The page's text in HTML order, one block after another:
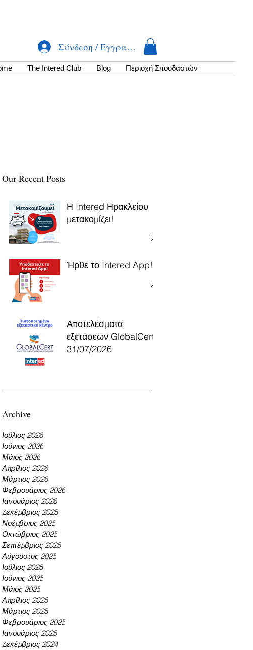
Σύνδεση / Εγγραφή
The Intered Club Βlog Περιοχή Σπουδαστών
Our Recent Posts
Η Intered Ηρακλείου
μετακομίζει!
Ήρθε το Intered App!
Αποτελέσματα
εξετάσεων GlobalCert
31/07/2026
Archive
Ιούλιος 2026
Ιούνιος 2026
Μάιος 2026
Απρίλιος 2026
Μάρτιος 2026
Φεβρουάριος 2026
Ιανουάριος 2026
Δεκέμβριος 2025
Νοέμβριος 2025
Οκτώβριος 2025
Σεπτέμβριος 2025
Αύγουστος 2025
Ιούλιος 2025
Ιούνιος 2025
Μάιος 2025
Απρίλιος 2025
Μάρτιος 2025
Φεβρουάριος 2025
Ιανουάριος 2025
Δεκέμβριος 2024